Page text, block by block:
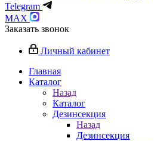
Telegram
MAX
Заказать звонок
Личный кабинет
Главная
Каталог
Назад
Каталог
Дезинсекция
Назад
Дезинсекция